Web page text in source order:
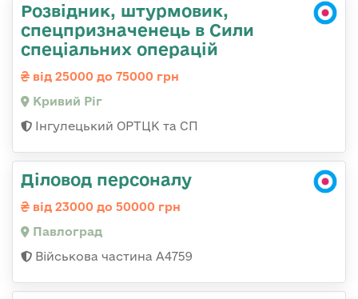
Розвідник, штурмовик,
спецпризначенець в Сили
спеціальних операцій
від 25000 до 75000 грн
Кривий Ріг
Інгулецький ОРТЦК та СП
Діловод персоналу
від 23000 до 50000 грн
Павлоград
Військова частина А4759